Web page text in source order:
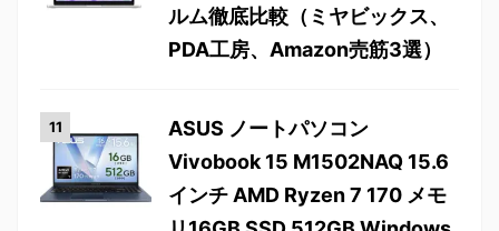
ルム徹底比較（ミヤビックス、
PDA工房、Amazon売筋3選）
ASUS ノートパソコン
Vivobook 15 M1502NAQ 15.6
インチ AMD Ryzen 7 170 メモ